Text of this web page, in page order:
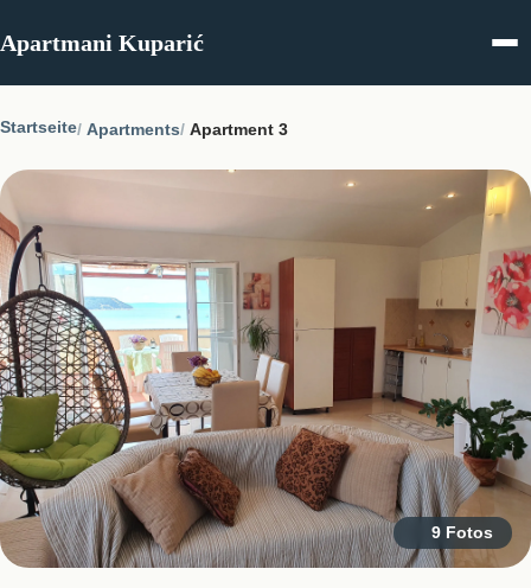
Apartmani Kuparić
Startseite Apartments Apartment 3
9 Fotos